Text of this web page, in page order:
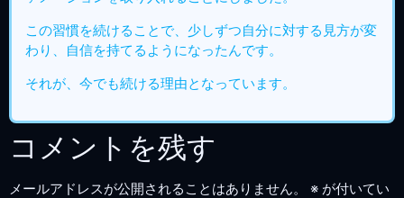
この習慣を続けることで、少しずつ自分に対する見方が変
わり、自信を持てるようになったんです。
それが、今でも続ける理由となっています。
コメントを残す
メールアドレスが公開されることはありません。 ※ が付いてい